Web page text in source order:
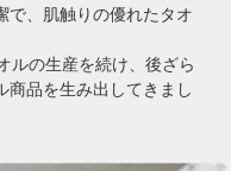
で、肌触りの優れたタオ
ルの生産を続け、後ざら
商品を生み出してきまし